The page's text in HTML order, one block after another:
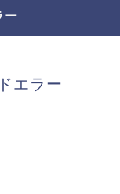
ー
エラー